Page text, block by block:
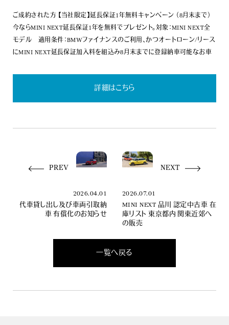
ご成約された方 【当社限定】延長保証1年無料キャンペーン （8月末まで）
今ならMINI NEXT延長保証1年を無料でプレゼント。対象：MINI NEXT全
モデル 適用条件：BMWファイナンスのご利用、かつオートローン/リース
にMINI NEXT延長保証加入料を組込み8月末までに登録納車可能なお車
詳細はこちら
PREV
2026.04.01
代車貸し出し及び車両引取納
車 有償化のお知らせ
NEXT
2026.07.01
MINI NEXT 品川 認定中古車 在
庫リスト 東京都内 関東近郊へ
の販売
一覧へ戻る